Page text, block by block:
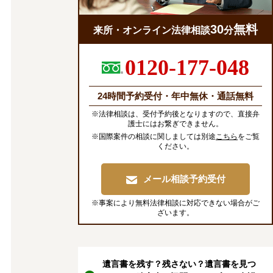
来所・オンライン法律相談30分無料
0120-177-048
24時間予約受付・年中無休・通話無料
※法律相談は、受付予約後となりますので、直接弁
護士にはお繋ぎできません。
※国際案件の相談に関しましては別途こちら をご覧
ください。
メール相談予約受付
※事案により無料法律相談に対応できない場合がご
ざいます。
遺言書を残す？残さない？遺言書を見つ